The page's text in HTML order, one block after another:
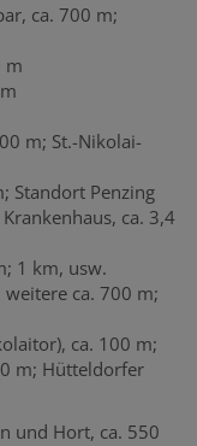
ca. 700 m;
m
m; St.-Nikolai-
Standort Penzing
ca. 3,4
1 km, usw.
ca. 700 m;
ca. 100 m;
m; Hütteldorfer
und Hort, ca. 550